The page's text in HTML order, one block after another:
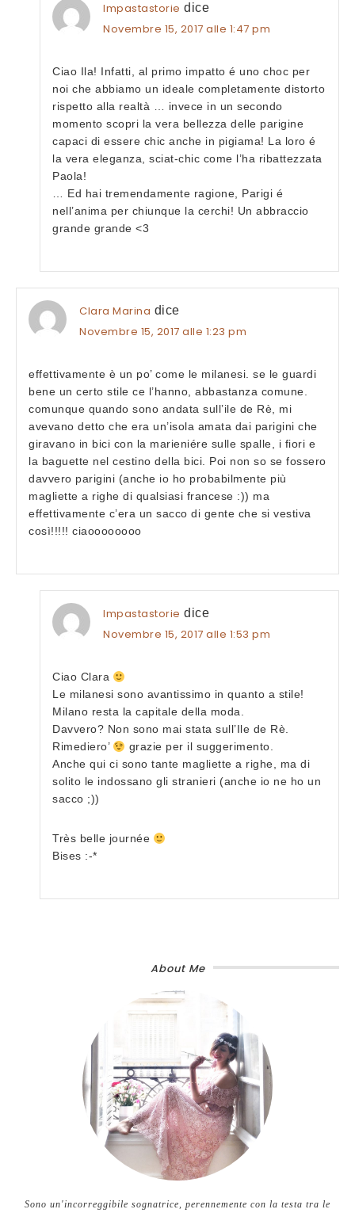
Impastastorie dice
Novembre 15, 2017 alle 1:47 pm
Ciao Ila! Infatti, al primo impatto é uno choc per
noi che abbiamo un ideale completamente distorto
rispetto alla realtà … invece in un secondo
momento scopri la vera bellezza delle parigine
capaci di essere chic anche in pigiama! La loro é
la vera eleganza, sciat-chic come l’ha ribattezzata
Paola!
… Ed hai tremendamente ragione, Parigi é
nell’anima per chiunque la cerchi! Un abbraccio
grande grande <3
Clara Marina dice
Novembre 15, 2017 alle 1:23 pm
effettivamente è un po’ come le milanesi. se le guardi
bene un certo stile ce l’hanno, abbastanza comune.
comunque quando sono andata sull’ile de Rè, mi
avevano detto che era un’isola amata dai parigini che
giravano in bici con la marieniére sulle spalle, i fiori e
la baguette nel cestino della bici. Poi non so se fossero
davvero parigini (anche io ho probabilmente più
magliette a righe di qualsiasi francese :)) ma
effettivamente c’era un sacco di gente che si vestiva
così!!!!! ciaoooooooo
Impastastorie dice
Novembre 15, 2017 alle 1:53 pm
Ciao Clara
Le milanesi sono avantissimo in quanto a stile!
Milano resta la capitale della moda.
Davvero? Non sono mai stata sull’Ile de Rè.
Rimediero’
grazie per il suggerimento.
Anche qui ci sono tante magliette a righe, ma di
solito le indossano gli stranieri (anche io ne ho un
sacco ;))
Très belle journée
Bises :-*
About Me
Sono un'incorreggibile sognatrice, perennemente con la testa tra le